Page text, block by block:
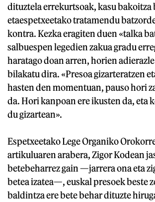
dituztela errekurtsoak, kasu bakoitza
etaespetxeetako tratamendu
kontra. Kezka eragiten duen «talka
salbuespen legedien zakua gradu
haratago doan arren, horien
bilakatu dira. «Presoa gizarteratzen
hasten den momentuan, pauso hori
da. Hori kanpoan ere ikusten da, eta
du gizartean».
Espetxeetako Lege Organiko
artikuluaren arabera, Zigor Kodean
betebeharrez gain —jarrera ona eta
betea izatea—, euskal presoek beste
baldintza ere bete behar dituzte